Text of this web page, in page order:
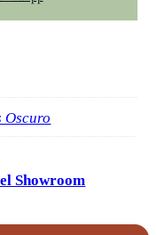
Oscuro
Showroom